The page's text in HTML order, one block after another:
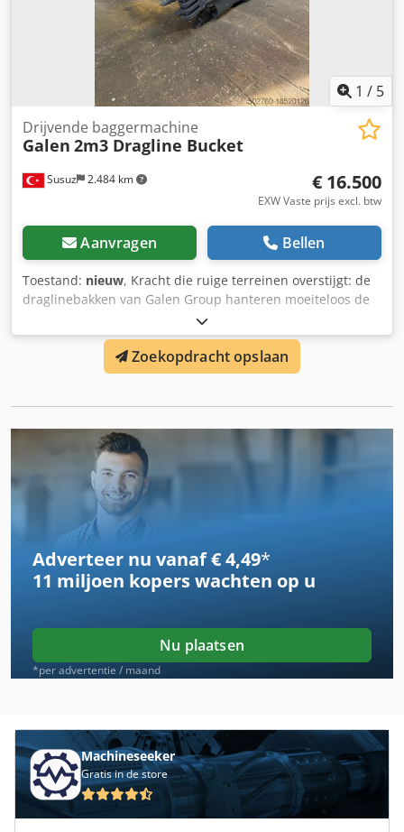
1 / 5
Susuz 2.484 km
Drijvende baggermachine
Galen 2m3 Dragline Bucket
€ 16.500
EXW Vaste prijs excl. btw
Aanvragen Bellen
Toestand: nieuw, Kracht die ruige terreinen overstijgt: de
draglinebakken van Galen Group hanteren moeiteloos de
zwaarste lasten met duurzaamheid en technische
uitmuntendheid! Neem contact met ons op voor vragen.
Cjdpfxjvzhb Tj AfvjrfZoekopdracht opslaan
Adverteer nu vanaf € 4,49*
11 miljoen koperswachten op u
Nu plaatsen
*per advertentie / maand
Machineseeker
Gratis in de store